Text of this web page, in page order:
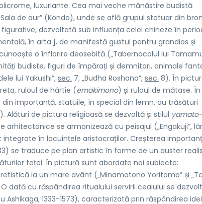
luxuriante. Cea mai veche mănăstire budistă
de aur” (Kondo), unde se află grupul statuar din
dezvoltată sub influența celei chineze în
în arta j. de manifestă gustul pentru grandios și
o înflorire deosebită („Tabernacolul lui
budiste, figuri de împărați și demnitari, animale
lui Yakushi”, sec. 7; „Budha Roshana”, sec. 8). În
ruloul de hârtie (emakimono) și ruloul de mătase. În
importanță, statuile, în special din lemn, au trăsături
Alături de pictura religioasă se dezvoltă și stilul
arhitectonice se armonizează cu peisajul („Engakuji”,
integrate în locuințele aristocraților. Creșterea
se traduce pe plan artistic în forme de un auster
feței. În pictură sunt abordate noi subiecte:
ia un mare avânt („Minamotono Yoritomo” și
O dată cu răspândirea ritualului servirii ceaiului se
1333-1573), caracterizată prin răspândirea